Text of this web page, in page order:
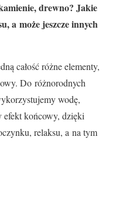
drewno? Jakie
a może jeszcze innych
całość różne elementy,
Do różnorodnych
wodę,
efekt końcowy, dzięki
relaksu, a na tym